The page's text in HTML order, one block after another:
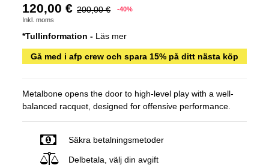
120,00 € 200,00 €
-40%
Inkl. moms
*Tullinformation - Läs mer
Gå med i afp crew och spara 15% på ditt nästa köp
Metalbone opens the door to high-level play with a well-
balanced racquet, designed for offensive performance.
Säkra betalningsmetoder
Delbetala, välj din avgift